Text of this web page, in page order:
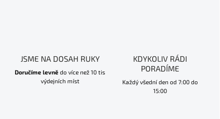
JSME NA DOSAH RUKY
Doručíme levně do více než 10 tis
výdejních míst
KDYKOLIV RÁDI
PORADÍME
Každý všední den od 7:00 do
15:00